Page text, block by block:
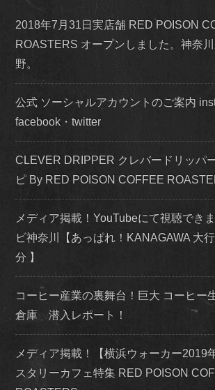
2018年7月31日実店舗 RED POISON
ROASTERS オープンしました。神奈
野。
公式 ソーシャルアカウントのご案内
facebook・twitter
CLEVER DRIPPER クレバードリッパ
ピ By RED POISON COFFEE
メディア掲載！YouTubeにて視聴でき
ビ神奈川【あっぱれ！KANAGAWA 大
分 】
コーヒー産業の裏舞台！巨大 コーヒ
倉庫 潜入レポート！
メディア掲載！【横浜ウォーカー2019
スタリーカフェ特集 RED POISON